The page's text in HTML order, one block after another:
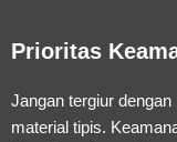
Prioritas
Jangan tergiur
material tipis.